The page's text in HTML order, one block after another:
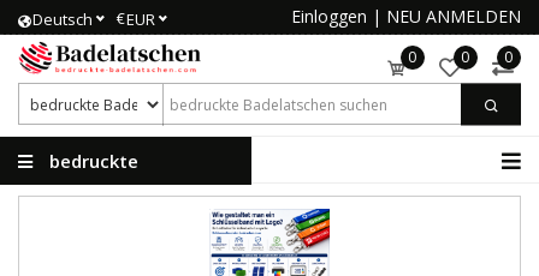
Deutsch €EUR Einloggen | NEU ANMELDEN
0 0 0
bedruckte